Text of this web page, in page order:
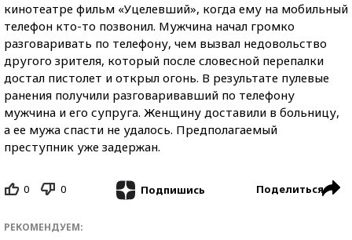
кинотеатре фильм «Уцелевший», когда ему на мобильный
телефон кто-то позвонил. Мужчина начал громко
разговаривать по телефону, чем вызвал недовольство
другого зрителя, который после словесной перепалки
достал пистолет и открыл огонь. В результате пулевые
ранения получили разговаривавший по телефону
мужчина и его супруга. Женщину доставили в больницу,
а ее мужа спасти не удалось. Предполагаемый
преступник уже задержан.
0 0 Подпишись Поделиться
РЕКОМЕНДУЕМ: